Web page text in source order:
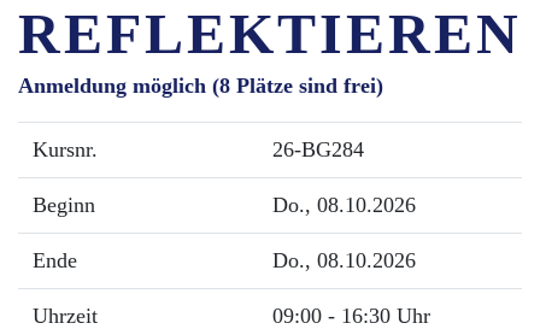
REFLEKTIEREN
Anmeldung möglich (8 Plätze sind frei)
Kursnr. 26-BG284
Beginn Do., 08.10.2026
Ende Do., 08.10.2026
Uhrzeit 09:00 - 16:30 Uhr